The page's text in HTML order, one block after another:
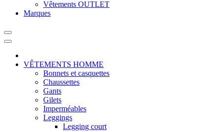
Vêtements OUTLET
Marques
VÊTEMENTS HOMME
Bonnets et casquettes
Chaussettes
Gants
Gilets
Imperméables
Leggings
Legging court